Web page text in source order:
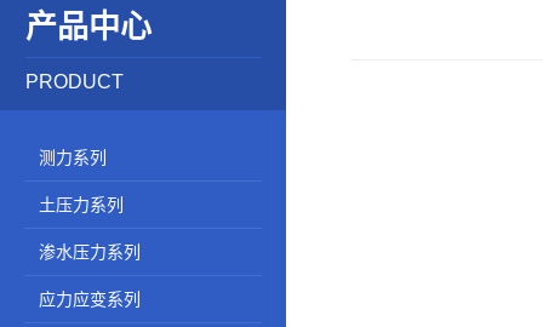
产品中心
PRODUCT
测力系列
土压力系列
渗水压力系列
应力应变系列